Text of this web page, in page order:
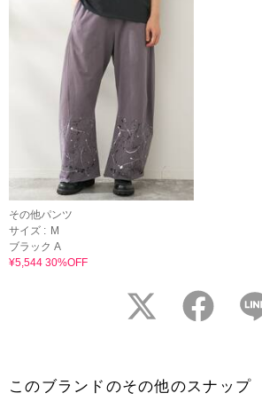
その他パンツ
サイズ : M
ブラック A
¥5,544 30%OFF
twitter facebook
このブランドのその他のスナップ